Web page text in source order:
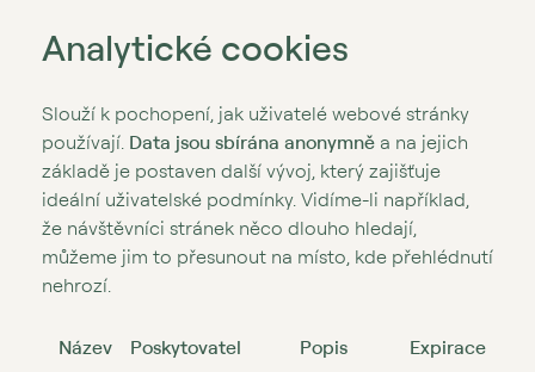
Analytické cookies
Slouží k pochopení, jak uživatelé webové stránky
používají. Data jsou sbírána anonymně a na jejich
základě je postaven další vývoj, který zajišťuje
ideální uživatelské podmínky. Vidíme-li například,
že návštěvníci stránek něco dlouho hledají,
můžeme jim to přesunout na místo, kde přehlédnutí
nehrozí.
Název Poskytovatel Popis Expirace